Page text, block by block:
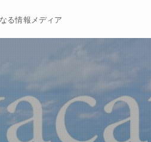
る情報メディア